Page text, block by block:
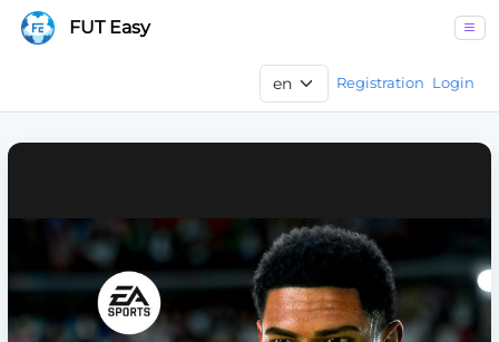
FUT Easy
Registration Login